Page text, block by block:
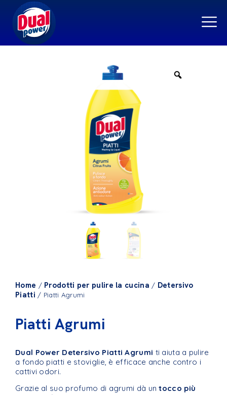
Home / Prodotti per pulire la cucina / Detersivo
Piatti / Piatti Agrumi
Piatti Agrumi
Dual Power Detersivo Piatti Agrumi ti aiuta a pulire
a fondo piatti e stoviglie, è efficace anche contro i
cattivi odori.
Grazie al suo profumo di agrumi dà untocco più